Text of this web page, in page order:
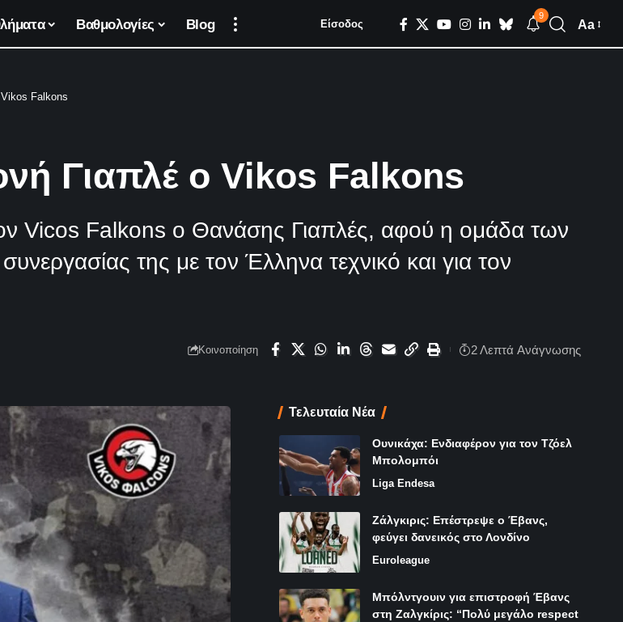
Βαθμολογίες Blog Είσοδος
9
Aa
Falkons
Γιαπλέ ο Vikos Falkons
Vicos Falkons ο Θανάσης Γιαπλές, αφού η ομάδα των
της με τον Έλληνα τεχνικό και για τον
Κοινοποίηση 2 Λεπτά Aνάγνωσης
Τελευταία Νέα
Ουνικάχα: Ενδιαφέρον για τον Τζόελ
Μπολομπόι
Liga Endesa
Ζάλγκιρις: Επέστρεψε ο Έβανς,
φεύγει δανεικός στο Λονδίνο
Euroleague
Μπόλντγουιν για επιστροφή Έβανς
στη Ζαλγκίρις: “Πολύ μεγάλο respect